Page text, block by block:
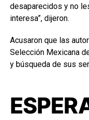
desaparecidos y no
interesa”, dijeron.
Acusaron que las
Selección Mexicana
y búsqueda de sus